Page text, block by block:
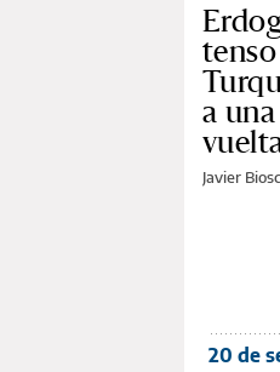
a
Javier
20 de